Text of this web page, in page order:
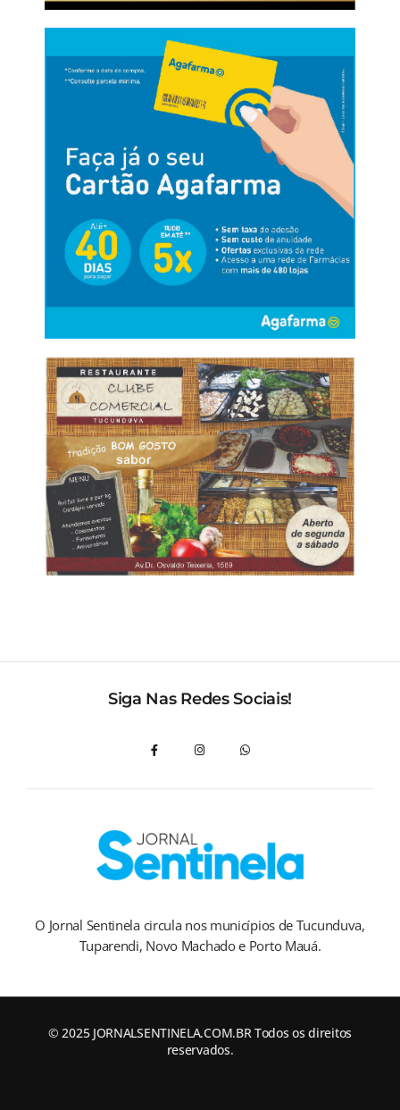
Siga Nas Redes Sociais!
O Jornal Sentinela circula nos municípios de Tucunduva,
Tuparendi, Novo Machado e Porto Mauá.
© 2025 JORNALSENTINELA.COM.BR Todos os direitos
reservados.